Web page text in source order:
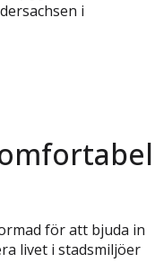
i
för att bjuda in
livet i stadsmiljöer